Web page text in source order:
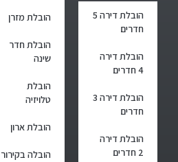
הובלת דירה 5
חדרים
הובלת דירה
4 חדרים
הובלת דירה 3
חדרים
הובלת דירה
2 חדרים
הובלת מזרן
הובלת חדר
שינה
הובלת
טלויזיה
הובלת ארון
הובלה בקירור